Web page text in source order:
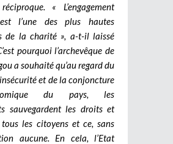
« L’engagement
l’une des plus hautes
de la charité », a-t-il laissé
pourquoi l’archevêque de
a souhaité qu’au regard du
et de la conjoncture
du pays, les
sauvegardent les droits et
les citoyens et ce, sans
aucune. En cela, l’Etat